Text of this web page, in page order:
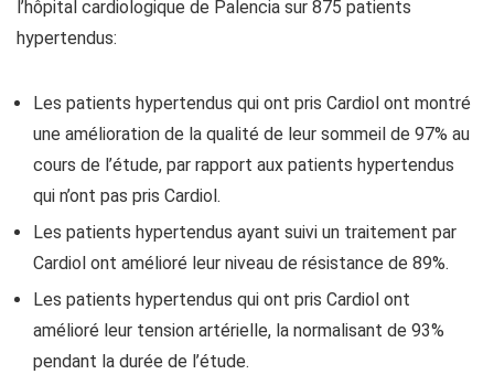
l’hôpital cardiologique de Palencia sur 875 patients
hypertendus:
Les patients hypertendus qui ont pris Cardiol ont montré
une amélioration de la qualité de leur sommeil de 97% au
cours de l’étude, par rapport aux patients hypertendus
qui n’ont pas pris Cardiol.
Les patients hypertendus ayant suivi un traitement par
Cardiol ont amélioré leur niveau de résistance de 89%.
Les patients hypertendus qui ont pris Cardiol ont
amélioré leur tension artérielle, la normalisant de 93%
pendant la durée de l’étude.